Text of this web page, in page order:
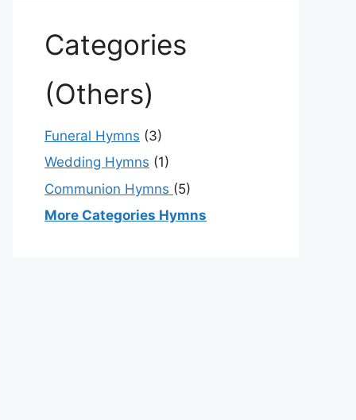
Categories
(Others)
Funeral Hymns (3)
Wedding Hymns (1)
Communion Hymns (5)
More Categories Hymns